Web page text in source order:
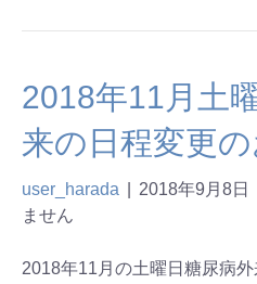
2018年11月土
来の日程変更
user_harada 2018年9月8日
ません
2018年11月の土曜日糖尿病